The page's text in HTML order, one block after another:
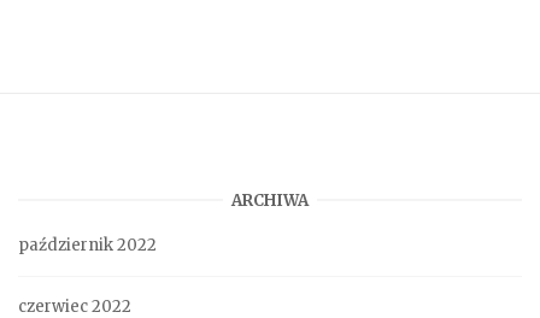
ARCHIWA
październik 2022
czerwiec 2022